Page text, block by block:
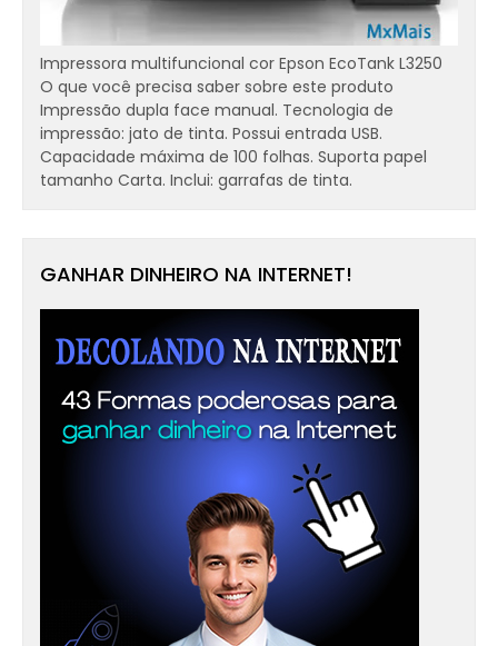
Impressora multifuncional cor Epson EcoTank L3250
O que você precisa saber sobre este produto
Impressão dupla face manual. Tecnologia de
impressão: jato de tinta. Possui entrada USB.
Capacidade máxima de 100 folhas. Suporta papel
tamanho Carta. Inclui: garrafas de tinta.
GANHAR DINHEIRO NA INTERNET!